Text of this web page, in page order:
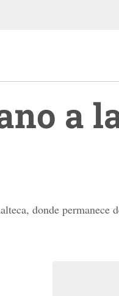
a
donde permanece